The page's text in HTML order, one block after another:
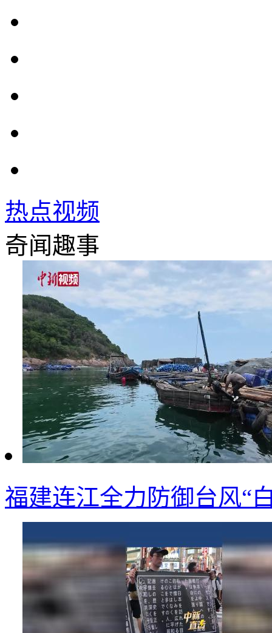
热点视频
奇闻趣事
福建连江全力防御台风“